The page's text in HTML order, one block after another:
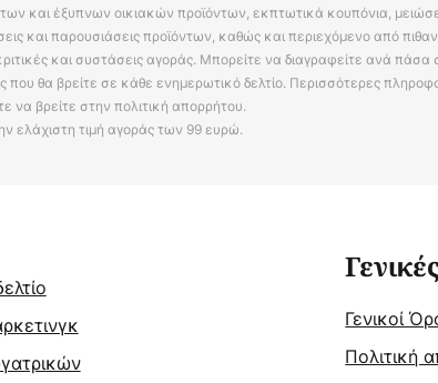
και έξυπνων οικιακών προϊόντων, εκπτωτικά κουπόνια,
και παρουσιάσεις προϊόντων, καθώς και περιεχόμενο από
και συστάσεις αγοράς. Μπορείτε να διαγραφείτε ανά πάσα
θα βρείτε σε κάθε ενημερωτικό δελτίο. Περισσότερες
να βρείτε στην πολιτική απορρήτου.
ελάχιστη τιμή αγοράς των 99 ευρώ.
Γενικοί
Πολιτική